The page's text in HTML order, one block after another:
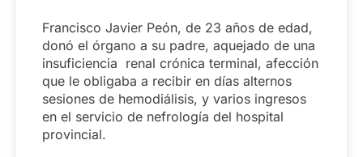
Francisco Javier Peón, de 23 años de edad,
donó el órgano a su padre, aquejado de una
insuficiencia renal crónica terminal, afección
que le obligaba a recibir en días alternos
sesiones de hemodiálisis, y varios ingresos
en el servicio de nefrología del hospital
provincial.